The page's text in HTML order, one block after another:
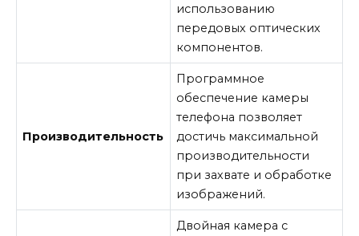
использованию
передовых оптических
компонентов.
Производительность
Программное
обеспечение камеры
телефона позволяет
достичь максимальной
производительности
при захвате и обработке
изображений.
Двойная камера с